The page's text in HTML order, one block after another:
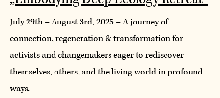
July 29th – August 3rd, 2025 – A journey of
connection, regeneration & transformation for
activists and changemakers eager to rediscover
themselves, others, and the living world in profound
ways.